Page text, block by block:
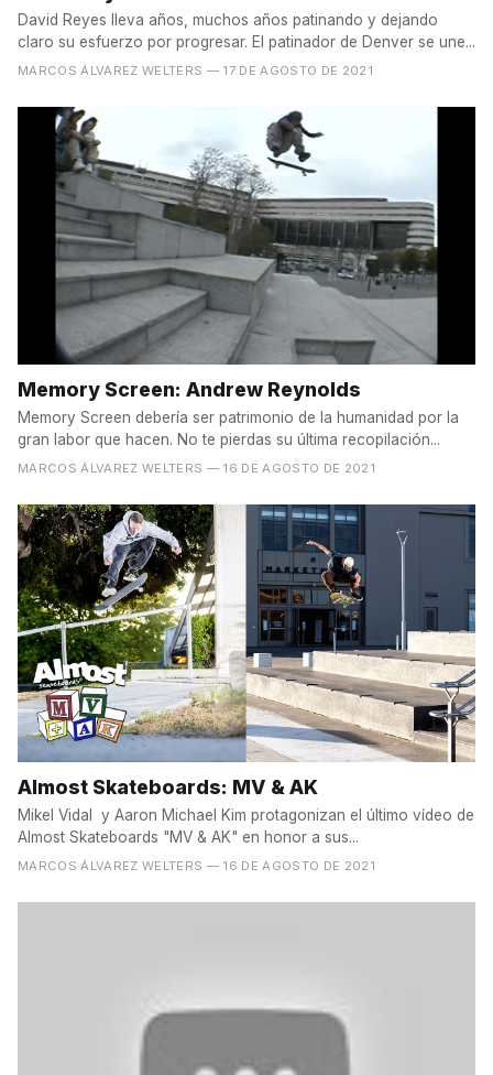
David Reyes lleva años, muchos años patinando y dejando
claro su esfuerzo por progresar. El patinador de Denver se une...
MARCOS ÁLVAREZ WELTERS — 17 DE AGOSTO DE 2021
Memory Screen: Andrew Reynolds
Memory Screen debería ser patrimonio de la humanidad por la
gran labor que hacen. No te pierdas su última recopilación...
MARCOS ÁLVAREZ WELTERS — 16 DE AGOSTO DE 2021
Almost Skateboards: MV & AK
Mikel Vidal y Aaron Michael Kim protagonizan el último vídeo de
Almost Skateboards "MV & AK" en honor a sus...
MARCOS ÁLVAREZ WELTERS — 16 DE AGOSTO DE 2021